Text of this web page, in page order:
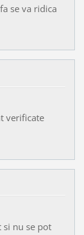
se va ridica
verificate
si nu se pot